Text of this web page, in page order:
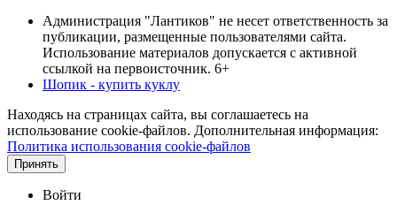
Администрация "Лантиков" не несет ответственность за
публикации, размещенные пользователями сайта.
Использование материалов допускается с активной
ссылкой на первоисточник. 6+
Шопик - купить куклу
Находясь на страницах сайта, вы соглашаетесь на
использование cookie-файлов. Дополнительная информация:
Политика использования cookie-файлов
Принять
Войти